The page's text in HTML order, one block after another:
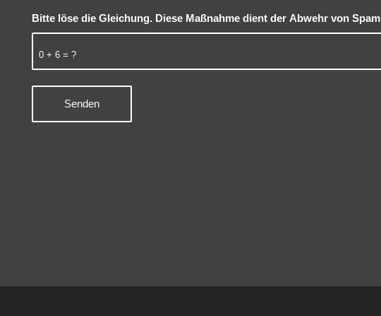
0 + 6 = ?
Bitte löse die Gleichung. Diese Maßnahme dient der Abwehr von Spam